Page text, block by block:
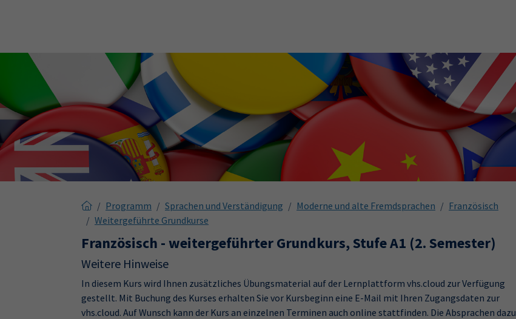
Programm Sprachen und Verständigung Moderne und alte Fremdsprachen
Französisch
Weitergeführte Grundkurse
Französisch - weitergeführter Grundkurs, Stufe A1 (2. Semester)
Weitere Hinweise
In diesem Kurs wird Ihnen zusätzliches Übungsmaterial auf der Lernplattform vhs.cloud zur Verfügung
gestellt. Mit Buchung des Kurses erhalten Sie vor Kursbeginn eine E-Mail mit Ihren Zugangsdaten zur
vhs.cloud. Auf Wunsch kann der Kurs an einzelnen Terminen auch online stattfinden. Die Absprachen dazu